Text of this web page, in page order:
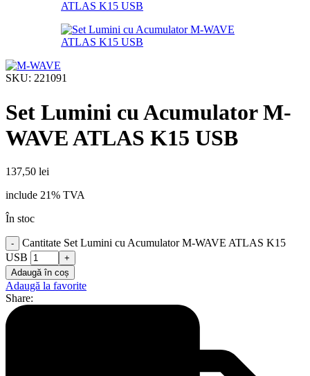
SKU: 221091
Set Lumini cu Acumulator M-
WAVE ATLAS K15 USB
137,50 lei
include 21% TVA
În stoc
Cantitate Set Lumini cu Acumulator M-WAVE ATLAS K15
USB
Adaugă în coș
Adaugă la favorite
Share: